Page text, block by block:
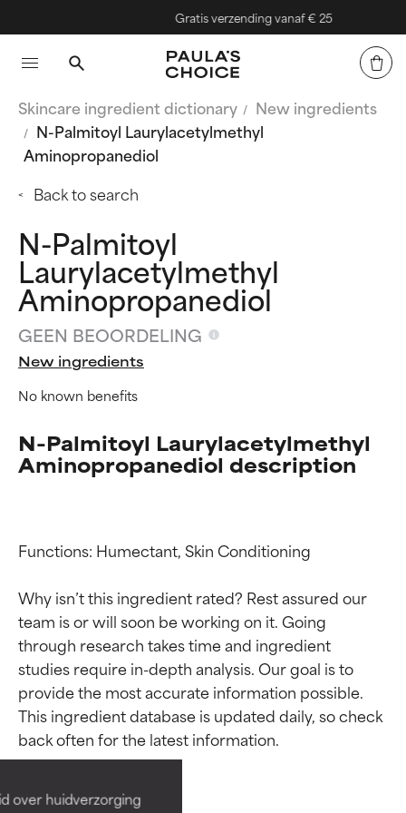
over huidverzorging
Gratis verzending vanaf € 25
Skincare ingredient dictionary
New ingredients
N-Palmitoyl Laurylacetylmethyl
Aminopropanediol
Back to search
N-Palmitoyl
Laurylacetylmethyl
Aminopropanediol
GEEN BEOORDELING
New ingredients
No known benefits
N-Palmitoyl Laurylacetylmethyl
Aminopropanediol description
Functions: Humectant, Skin Conditioning
Why isn’t this ingredient rated? Rest assured our
team is or will soon be working on it. Going
through research takes time and ingredient
studies require in-depth analysis. Our goal is to
provide the most accurate information possible.
This ingredient database is updated daily, so check
Beoordelingen van
ingrediënten
Bewezen en ondersteund door
Beoordelingen van
ingrediënten
Bewezen en ondersteund door